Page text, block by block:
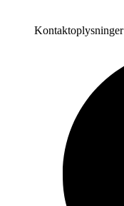
Kontaktoplysninger